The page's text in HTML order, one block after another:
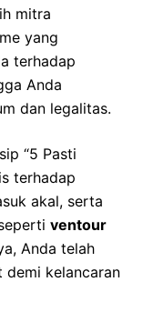
mitra
yang
terhadap
Anda
dan legalitas.
“5 Pasti
terhadap
akal, serta
ventour
Anda telah
demi kelancaran